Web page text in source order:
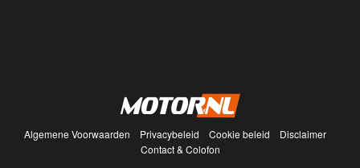
Algemene Voorwaarden Privacybeleid Cookie beleid
Disclaimer
Contact & Colofon